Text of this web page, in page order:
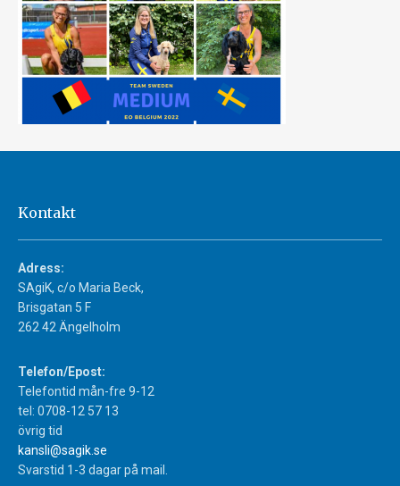
Kontakt
Adress:
SAgiK, c/o Maria Beck,
Brisgatan 5 F
262 42 Ängelholm
Telefon/Epost:
Telefontid mån-fre 9-12
tel: 0708-12 57 13
övrig tid
kansli@sagik.se
Svarstid 1-3 dagar på mail.